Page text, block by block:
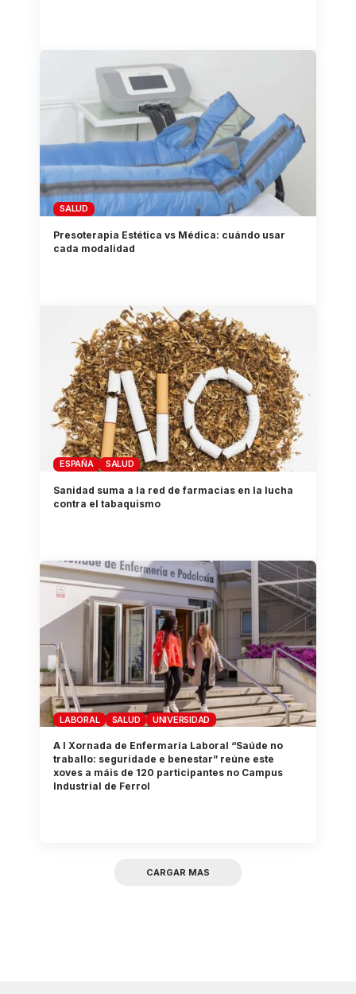
SALUD
Presoterapia Estética vs Médica: cuándo usar
cada modalidad
ESPAÑA SALUD
Sanidad suma a la red de farmacias en la lucha
contra el tabaquismo
LABORAL SALUD UNIVERSIDAD
A I Xornada de Enfermaría Laboral “Saúde no
traballo: seguridade e benestar” reúne este
xoves a máis de 120 participantes no Campus
Industrial de Ferrol
CARGAR MAS